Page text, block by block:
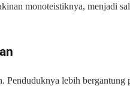
monoteistiknya, menjadi
Penduduknya lebih bergantung